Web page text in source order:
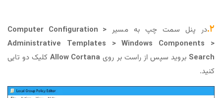
چپ به مسیرComputer Configuration >
Administrative Templates > Windows
سپس از راست بر رویAllow Cortanaکلیک دو تایی